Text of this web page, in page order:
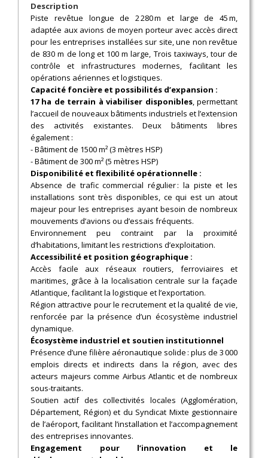
Description
Piste revêtue longue de 2 280 m et large de 45 m,
adaptée aux avions de moyen porteur avec accès direct
pour les entreprises installées sur site, une non revêtue
de 830 m de long et 100 m large, Trois taxiways, tour de
contrôle et infrastructures modernes, facilitant les
opérations aériennes et logistiques.
Capacité foncière et possibilités d’expansion :
17 ha de terrain à viabiliser disponibles, permettant
l’accueil de nouveaux bâtiments industriels et l’extension
des activités existantes. Deux bâtiments libres
également :
- Bâtiment de 1500 m² (3 mètres HSP)​
- Bâtiment de 300 m² (5 mètres HSP)
Disponibilité et flexibilité opérationnelle :
Absence de trafic commercial régulier : la piste et les
installations sont très disponibles, ce qui est un atout
majeur pour les entreprises ayant besoin de nombreux
mouvements d’avions ou d’essais fréquents.
Environnement peu contraint par la proximité
d’habitations, limitant les restrictions d’exploitation.
Accessibilité et position géographique :
Accès facile aux réseaux routiers, ferroviaires et
maritimes, grâce à la localisation centrale sur la façade
Atlantique, facilitant la logistique et l’exportation.
Région attractive pour le recrutement et la qualité de vie,
renforcée par la présence d’un écosystème industriel
dynamique.
Écosystème industriel et soutien institutionnel
Présence d’une filière aéronautique solide : plus de 3 000
emplois directs et indirects dans la région, avec des
acteurs majeurs comme Airbus Atlantic et de nombreux
sous-traitants.
Soutien actif des collectivités locales (Agglomération,
Département, Région) et du Syndicat Mixte gestionnaire
de l’aéroport, facilitant l’installation et l’accompagnement
des entreprises innovantes.
Engagement pour l’innovation et le